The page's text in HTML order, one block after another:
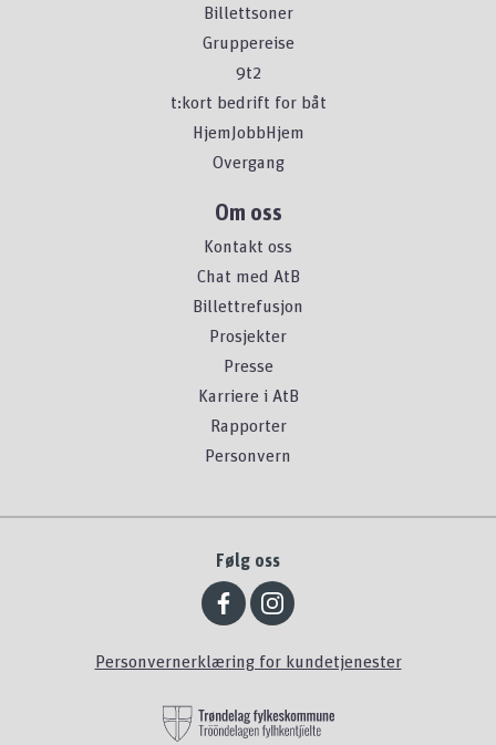
Billettsoner
Gruppereise
9t2
t:kort bedrift for båt
HjemJobbHjem
Overgang
Om oss
Kontakt oss
Chat med AtB
Billettrefusjon
Prosjekter
Presse
Karriere i AtB
Rapporter
Personvern
Følg oss
Personvernerklæring for kundetjenester